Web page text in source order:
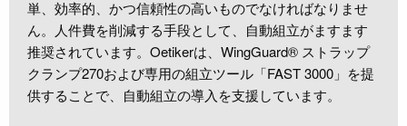
単、効率的、かつ信頼性の高いものでなければなりませ
ん。人件費を削減する手段として、自動組立がますます
推奨されています。Oetikerは、WingGuard® ストラップ
クランプ270および専用の組立ツール「FAST 3000」を提
供することで、自動組立の導入を支援しています。